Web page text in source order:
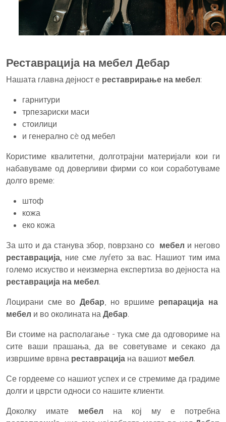
Реставрација на мебел Дебар
Нашата главна дејност е реставрирање на мебел:
гарнитури
трпезариски маси
стоилици
и генерално сè од мебел
Користиме квалитетни, долготрајни материјали кои ги
набавуваме од доверливи фирми со кои соработуваме
долго време:
штоф
кожа
еко кожа
За што и да станува збор, поврзано со мебел и негово
реставрација, ние сме луѓето за вас. Нашиот тим има
големо искуство и неизмерна експертиза во дејноста на
реставрација на мебел.
Лоцирани сме воДебар, но вршиме репарација на
мебел и во околината на Дебар.
Ви стоиме на располагање - тука сме да одговориме на
сите ваши прашања, да ве советуваме и секако да
извршиме врвна реставрација на вашиот мебел.
Се гордееме со нашиот успех и се стремиме да градиме
долги и цврсти односи со нашите клиенти.
Доколку имате мебел на кој му е потребна